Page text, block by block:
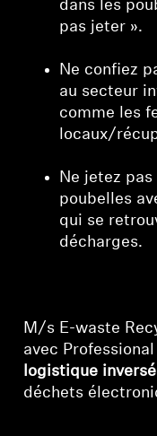
dans les
pas jeter ».
Ne confiez
au secteur
comme les
locaux/
Ne jetez
poubelles
qui se
décharges.
M/s E-waste
avec
logistique
déchets